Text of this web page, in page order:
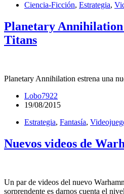
Ciencia-Ficción, Estrategia,
Planetary Annihilation
Titans
Planetary Annihilation estrena una
Lobo7922
19/08/2015
Estrategia, Fantasía,
Nuevos videos de
Un par de videos del nuevo
sorprendente es darnos cuenta el